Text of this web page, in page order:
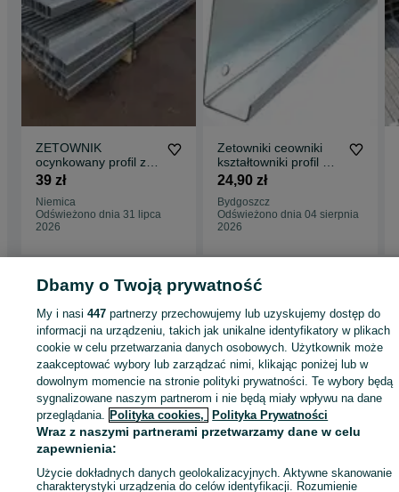
ZETOWNIK
ocynkowany profil zet
zetka łaty płatwie
profile stalowe
39 zł
Niemica
Odświeżono dnia 31 lipca
2026
Zetowniki ceowniki
kształtowniki profil Z
C - płyta warstwowa
24,90 zł
Bydgoszcz
Odświeżono dnia 04 sierpnia
2026
Strona główna Budowa i Remont Pozostałe
Pozostałe - Wielkopolskie
Pozostałe - Skulsk
KATEGORIA
582504169 Wyświetlenia:
Zadzwoń / SMS Wyślij wiadomość
Dbamy o Twoją prywatność
My i nasi447 partnerzy przechowujemy lub uzyskujemy dostęp do
informacji na urządzeniu, takich jak unikalne identyfikatory w plikach
cookie w celu przetwarzania danych osobowych. Użytkownik może
zaakceptować wybory lub zarządzać nimi, klikając poniżej lub w
dowolnym momencie na stronie polityki prywatności. Te wybory będą
sygnalizowane naszym partnerom i nie będą miały wpływu na dane
przeglądania. Polityka cookies, Polityka Prywatności
Wraz z naszymi partnerami przetwarzamy dane w celu
zapewnienia:
Użycie dokładnych danych geolokalizacyjnych. Aktywne skanowanie
charakterystyki urządzenia do celów identyfikacji. Rozumienie